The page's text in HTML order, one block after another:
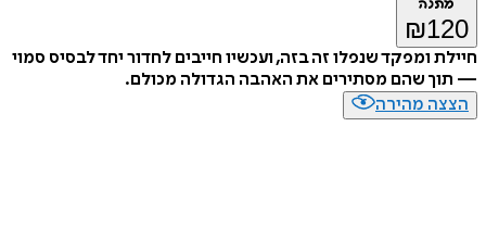
מתנה
₪120
חיילת ומפקד שנפלו זה בזה, ועכשיו חייבים לחדור יחד לבסיס סמוי
— תוך שהם מסתירים את האהבה הגדולה מכולם.
הצצה מהירה